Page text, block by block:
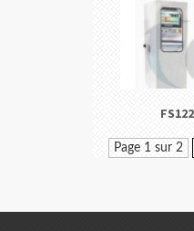
Page 1 sur 2